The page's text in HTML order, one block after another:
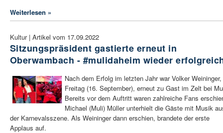
Weiterlesen »
Kultur | Artikel vom 17.09.2022
Sitzungspräsident gastierte erneut in
Oberwambach - #mulidaheim wieder
Nach dem Erfolg im letzten Jahr war Volker
Freitag (16. September), erneut zu Gast im Zelt bei
Bereits vor dem Auftritt waren zahlreiche Fans
Michael (Muli) Müller unterhielt die Gäste mit Musik
der Karnevalsszene. Als Weininger dann erschien, brandete der erste
Applaus auf.